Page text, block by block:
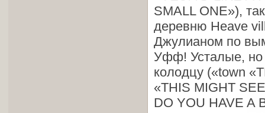
SMALL ONE»),
деревню Heave
Джулианом по
Уфф! Усталые, но
колодцу («town
«THIS MIGHT
DO YOU HAVE A